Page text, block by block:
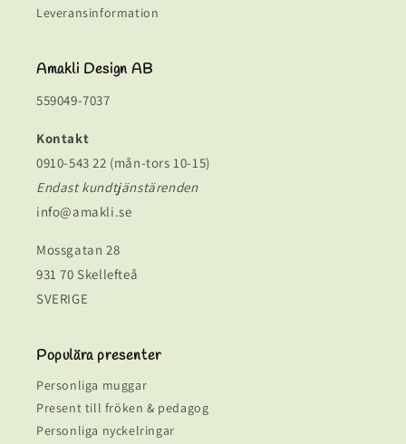
Leveransinformation
Amakli Design AB
559049-7037
Kontakt
0910-543 22 (mån-tors 10-15)
Endast kundtjänstärenden
info@amakli.se
Mossgatan 28
931 70 Skellefteå
SVERIGE
Populära presenter
Personliga muggar
Present till fröken & pedagog
Personliga nyckelringar